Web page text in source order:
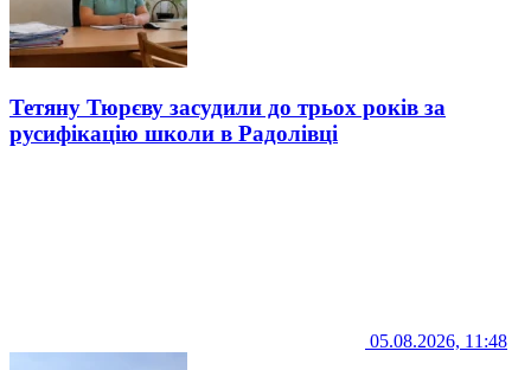
Тетяну Тюрєву засудили до трьох років за
русифікацію школи в Радолівці
05.08.2026, 11:48